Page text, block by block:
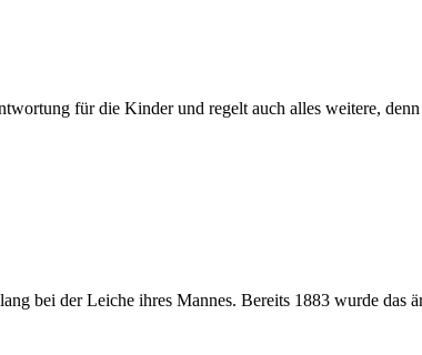
für die Kin­der und re­gelt auch al­les wei­te­re,
bei der Lei­che ih­res Man­nes. Be­reits 1883 wur­de